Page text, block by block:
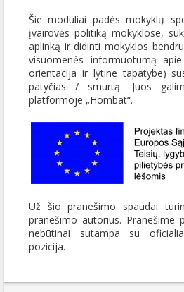
Šie moduliai padės mokyklų
įvairovės politiką mokyklose,
aplinką ir didinti mokyklos
visuomenės informuotumą
orientacija ir lytine tapatybe)
patyčias / smurtą. Juos
platformoje „Hombat“.
Už šio pranešimo spaudai
pranešimo autorius. Pranešime
nebūtinai sutampa su
pozicija.